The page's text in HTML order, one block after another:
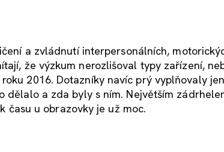
a zvládnutí interpersonálních,
že výzkum nerozlišoval typy zařízení,
2016. Dotazníky navíc prý vyplňovaly
dělalo a zda byly s ním. Největším
času u obrazovky je už moc.